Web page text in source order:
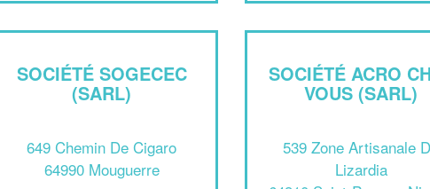
SOCIÉTÉ SOGECEC
(SARL)
649 Chemin De Cigaro
64990 Mouguerre
SOCIÉTÉ ACRO
VOUS (SARL)
539 Zone Artisanale
Lizardia